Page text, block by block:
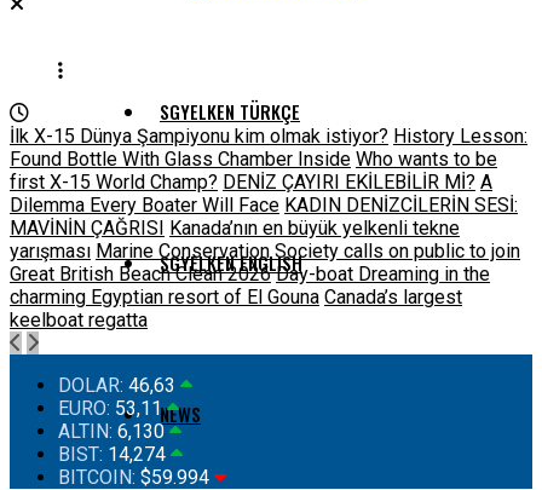
SGYELKEN TÜRKÇE
SGYELKEN ENGLISH
NEWS
İlk X-15 Dünya Şampiyonu kim olmak istiyor? History Lesson:
Found Bottle With Glass Chamber Inside Who wants to be
first X-15 World Champ? DENİZ ÇAYIRI EKİLEBİLİR Mİ? A
Dilemma Every Boater Will Face KADIN DENİZCİLERİN SESİ:
MAVİNİN ÇAĞRISI Kanada’nın en büyük yelkenli tekne
yarışması Marine Conservation Society calls on public to join
Great British Beach Clean 2026 Day-boat Dreaming in the
charming Egyptian resort of El Gouna Canada’s largest
keelboat regatta
DOLAR: 46,63
EURO: 53,11
ALTIN: 6,130
BIST: 14,274
BITCOIN: $59.994